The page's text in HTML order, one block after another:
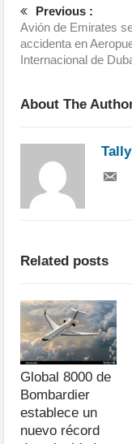
Previous :
Avión de Emirates
accidenta en
Internacional de
About The
Related posts
Global 8000 de
Bombardier
establece un
nuevo récord